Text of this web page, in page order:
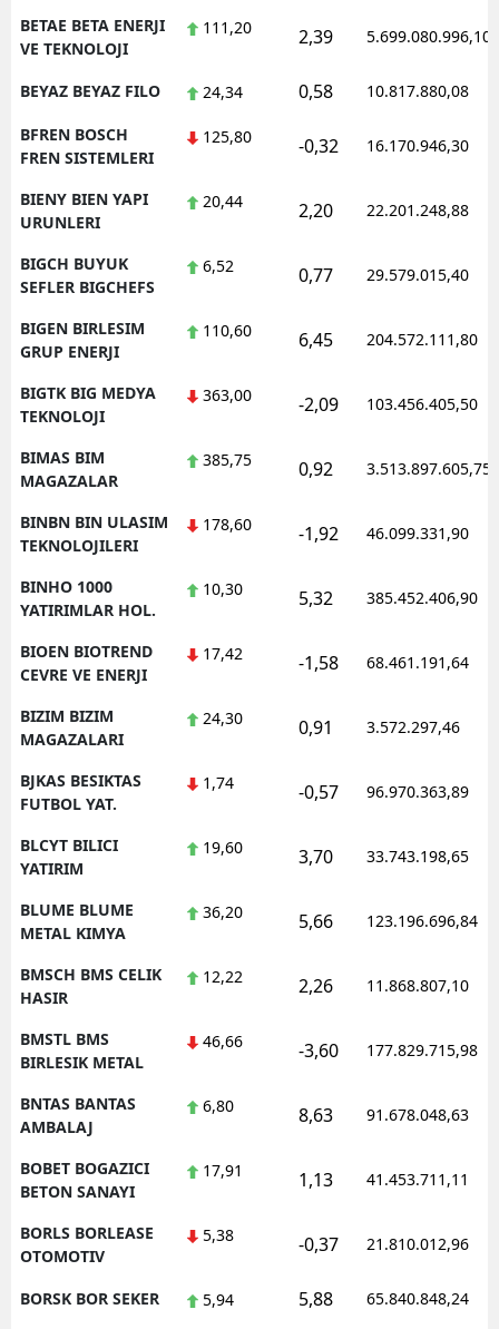
BETAE BETA ENERJI
VE TEKNOLOJI
111,20 2,39 5.699.080.996,10
BEYAZ BEYAZ FILO 24,34 0,58 10.817.880,08
BFREN BOSCH
FREN SISTEMLERI
125,80 -0,32 16.170.946,30
BIENY BIEN YAPI
URUNLERI
20,44 2,20 22.201.248,88
BIGCH BUYUK
SEFLER BIGCHEFS
6,52 0,77 29.579.015,40
BIGEN BIRLESIM
GRUP ENERJI
110,60 6,45 204.572.111,80
BIGTK BIG MEDYA
TEKNOLOJI
363,00 -2,09 103.456.405,50
BIMAS BIM
MAGAZALAR
385,75 0,92 3.513.897.605,75
BINBN BIN ULASIM
TEKNOLOJILERI
178,60 -1,92 46.099.331,90
BINHO 1000
YATIRIMLAR HOL.
10,30 5,32 385.452.406,90
BIOEN BIOTREND
CEVRE VE ENERJI
17,42 -1,58 68.461.191,64
BIZIM BIZIM
MAGAZALARI
24,30 0,91 3.572.297,46
BJKAS BESIKTAS
FUTBOL YAT.
1,74 -0,57 96.970.363,89
BLCYT BILICI
YATIRIM
19,60 3,70 33.743.198,65
BLUME BLUME
METAL KIMYA
36,20 5,66 123.196.696,84
BMSCH BMS CELIK
HASIR
12,22 2,26 11.868.807,10
BMSTL BMS
BIRLESIK METAL
46,66 -3,60 177.829.715,98
BNTAS BANTAS
AMBALAJ
6,80 8,63 91.678.048,63
BOBET BOGAZICI
BETON SANAYI
17,91 1,13 41.453.711,11
BORLS BORLEASE
OTOMOTIV
5,38 -0,37 21.810.012,96
BORSK BOR SEKER 5,94 5,88 65.840.848,24